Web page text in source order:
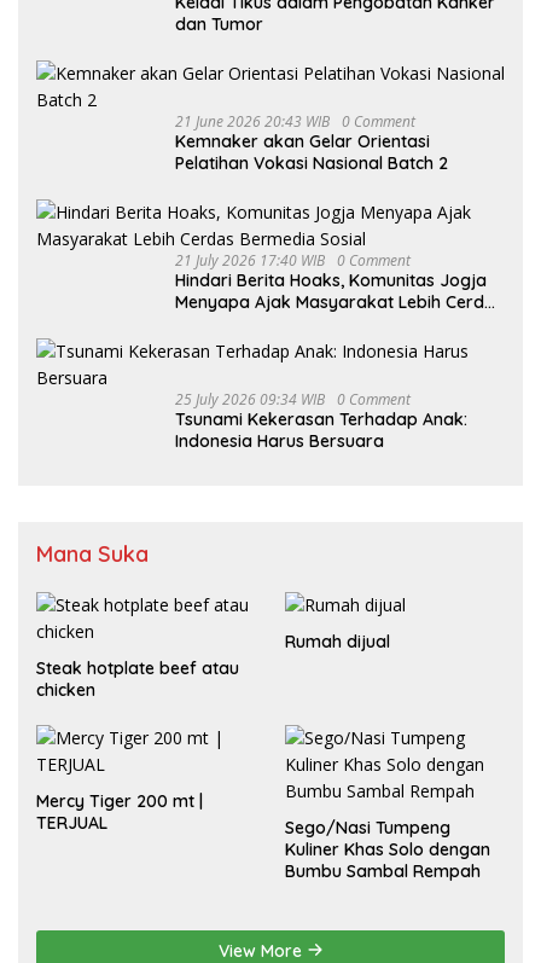
dan Tumor
21 June 2026 20:43 WIB 0 Comment
Kemnaker akan Gelar Orientasi
Pelatihan Vokasi Nasional Batch 2
21 July 2026 17:40 WIB 0 Comment
Hindari Berita Hoaks, Komunitas Jogja
Menyapa Ajak Masyarakat Lebih Cerdas
25 July 2026 09:34 WIB 0 Comment
Tsunami Kekerasan Terhadap Anak:
Indonesia Harus Bersuara
Mana Suka
Steak hotplate beef atau
chicken
Rumah dijual
Mercy Tiger 200 mt |
TERJUAL
Sego/Nasi Tumpeng
Kuliner Khas Solo dengan
Bumbu Sambal Rempah
View More